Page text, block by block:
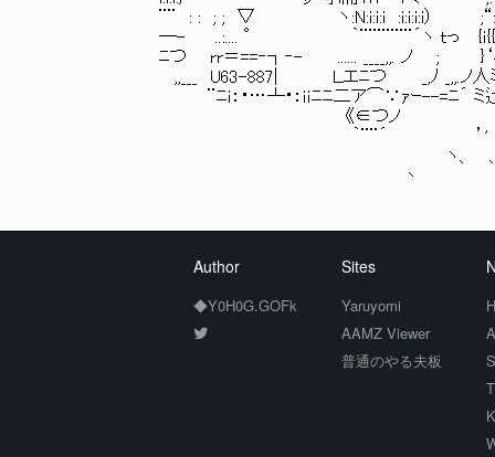
¨¨ : : ; ; ▽ ヽ:N:i:i:i :i:i:i:i
─- ..:.... ° ｀¨¨¨¨¨¨´ヽ ｔっ
ﾆつ rr＝==‐┐‐- ...... ____,,.
,,___ U63-887| Ｌエﾆつ _,ﾉ _,,.ノ人ﾐ
¨ﾆｉ：・…┴・：ｉｉﾆﾆ二ア⌒∵ｧｰ--=ﾆ´ ミ
《∈つノ /
｀¨¨´ ’' 《 V
ヽ、 、 》
丶 `‐ ‐《
Author
◆Y0H0G.GOFk
Sites
Yaruyomi
AAMZ Viewer
普通のやる夫板